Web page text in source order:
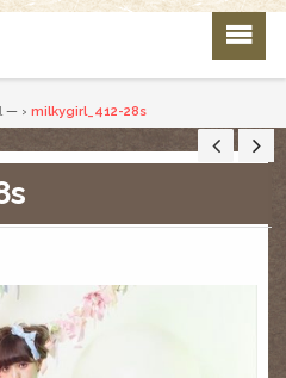
— › milkygirl_412-28s